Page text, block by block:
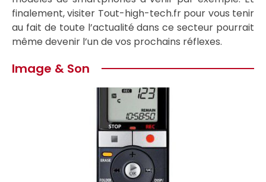
finalement, visiter Tout-high-tech.fr pour vous tenir
au fait de toute l’actualité dans ce secteur pourrait
même devenir l’un de vos prochains réflexes.
Image & Son